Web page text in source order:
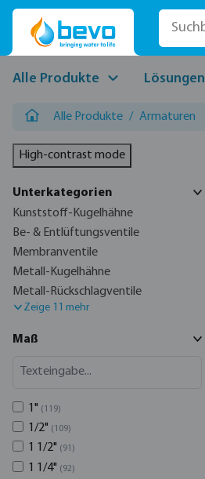
Hauptinhalt springen
Zur Suche springen
Zur Hauptnavigation springen
Alle Produkte Lösungen
Alle Produkte / Armaturen
High-contrast mode
Unterkategorien
Kunststoff-Kugelhähne
Be- & Entlüftungsventile
Membranventile
Metall-Kugelhähne
Metall-Rückschlagventile
Zeige 11 mehr
Maß
1" (119)
1/2" (109)
1 1/2" (91)
1 1/4" (92)